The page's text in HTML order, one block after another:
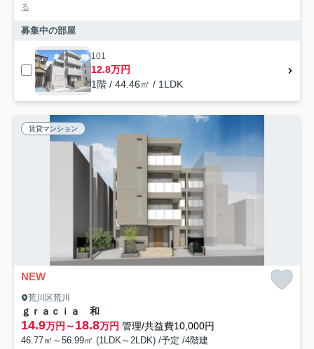
る
募集中の部屋
101
12.8万円
1階 / 44.46㎡ / 1LDK
賃貸マンション
NEW
荒川区荒川
ｇｒａｃｉａ 和
14.9万円～18.8万円 管理/共益費10,000円
46.77㎡～56.99㎡ (1LDK～2LDK) /予定 /4階建